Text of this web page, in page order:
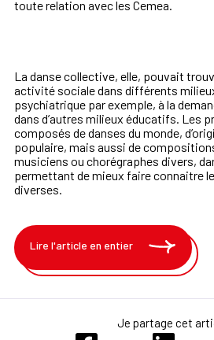
toute relation avec les Cemea.
La danse collective, elle, pouvait
activité sociale dans différents
psychiatrique parexemple, à la
dans d’autres milieux éducatifs. Les
composés de danses du monde,
populaire, mais aussi de
musiciens ou chorégraphes divers,
permettant de mieux faire connaitre
diverses.
Lire l'article en entier
Je partage cet